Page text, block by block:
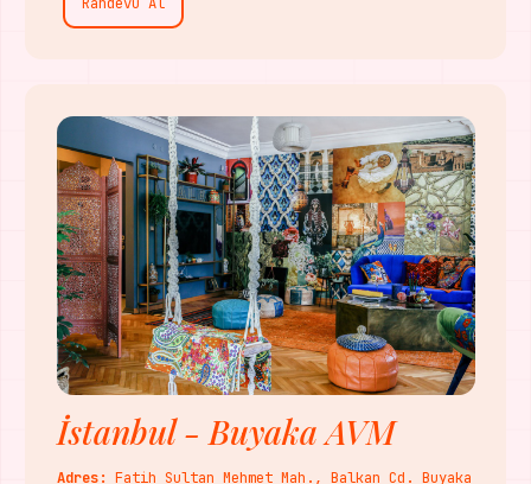
Randevu Al
İstanbul - Buyaka AVM
Adres: Fatih Sultan Mehmet Mah., Balkan Cd. Buyaka